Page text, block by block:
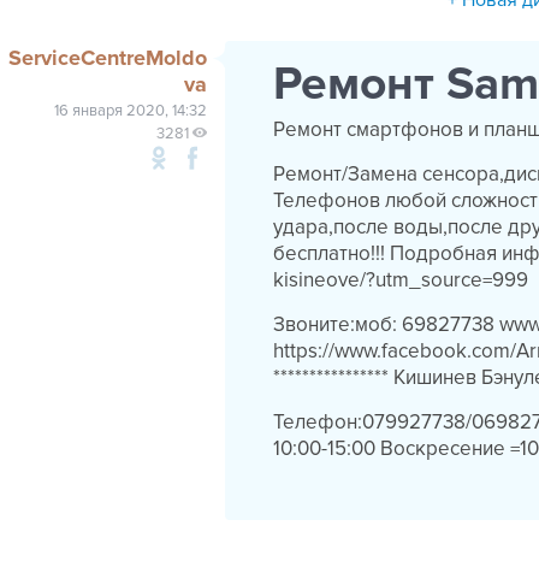
ServiceCentreMoldo
va
16 января 2020, 14:32
3281
Ремонт
Ремонт смартфонов и
Ремонт/Замена
Телефонов любой
удара,после воды,после
бесплатно!!! Подробная
kisineove/?utm_source=999
Звоните:моб: 69827738
https://www.facebook.com/
**************** Кишинев
Телефон:079927738/
10:00-15:00 Воскресение